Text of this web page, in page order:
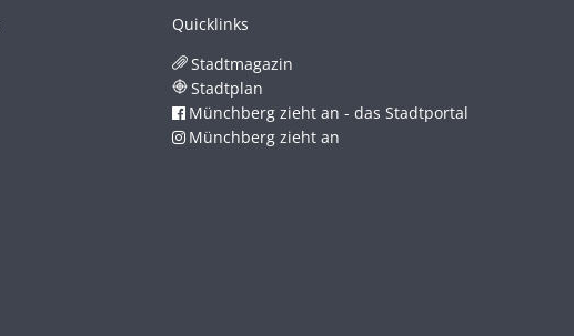
Quicklinks
Stadtmagazin
Stadtplan
Münchberg zieht an - das Stadtportal
Münchberg zieht an